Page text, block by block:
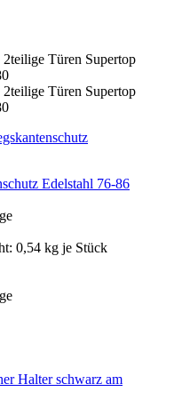
Edelstahl 76-86
0,54 kg je Stück